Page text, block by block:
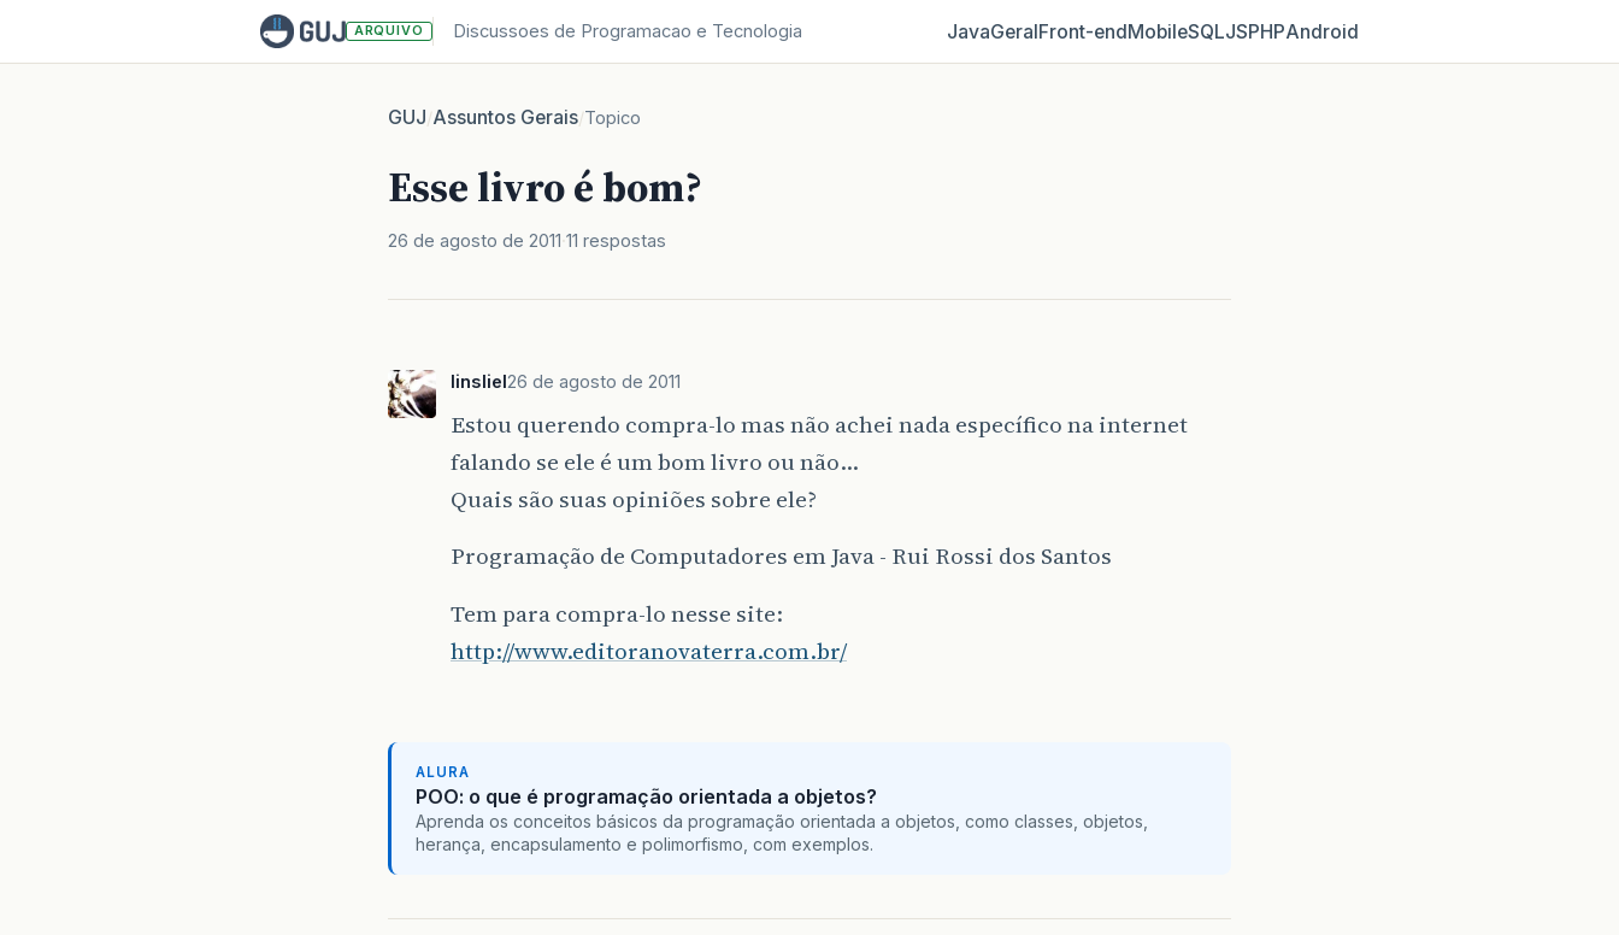
ARQUIVO Discussoes de Programacao e Tecnologia JavaGeralFront‑endMobileSQLJSPHPAndroid
GUJ/Assuntos Gerais/Topico
Esse livro é bom?
26 de agosto de 2011 11 respostas
linsliel26 de agosto de 2011
Estou querendo compra-lo mas não achei nada específico na internet
falando se ele é um bom livro ou não…
Quais são suas opiniões sobre ele?
Programação de Computadores em Java - Rui Rossi dos Santos
Tem para compra-lo nesse site:
http://www.editoranovaterra.com.br/
ALURA
POO: o que é programação orientada a objetos?
Aprenda os conceitos básicos da programação orientada a objetos, como classes, objetos,
herança, encapsulamento e polimorfismo, com exemplos.